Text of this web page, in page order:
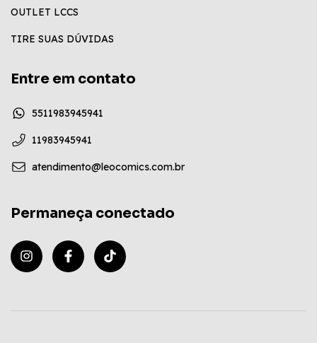
OUTLET LCCS
TIRE SUAS DÚVIDAS
Entre em contato
5511983945941
11983945941
atendimento@leocomics.com.br
Permaneça conectado